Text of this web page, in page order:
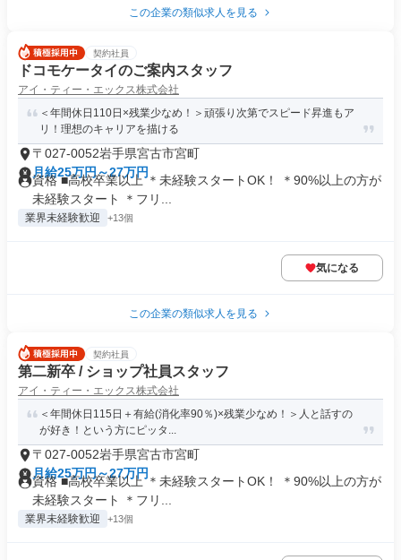
この企業の類似求人を見る
契約社員
ドコモケータイのご案内スタッフ
アイ・ティー・エックス株式会社
＜年間休日110日×残業少なめ！＞頑張り次第でスピード昇進もア
リ！理想のキャリアを描ける
〒027-0052岩手県宮古市宮町
月給25万円～27万円
資格 ■高校卒業以上 ＊未経験スタートOK！ ＊90%以上の方が
未経験スタート ＊フリ...
業界未経験歓迎 +13個
気になる
この企業の類似求人を見る
契約社員
第二新卒 / ショップ社員スタッフ
アイ・ティー・エックス株式会社
＜年間休日115日＋有給(消化率90％)×残業少なめ！＞人と話すの
が好き！という方にピッタ...
〒027-0052岩手県宮古市宮町
月給25万円～27万円
資格 ■高校卒業以上 ＊未経験スタートOK！ ＊90%以上の方が
未経験スタート ＊フリ...
業界未経験歓迎 +13個